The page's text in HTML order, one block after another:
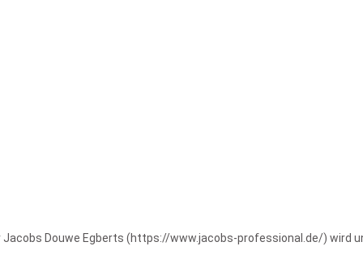
Douwe Egberts (https://www.jacobs-professional.de/)